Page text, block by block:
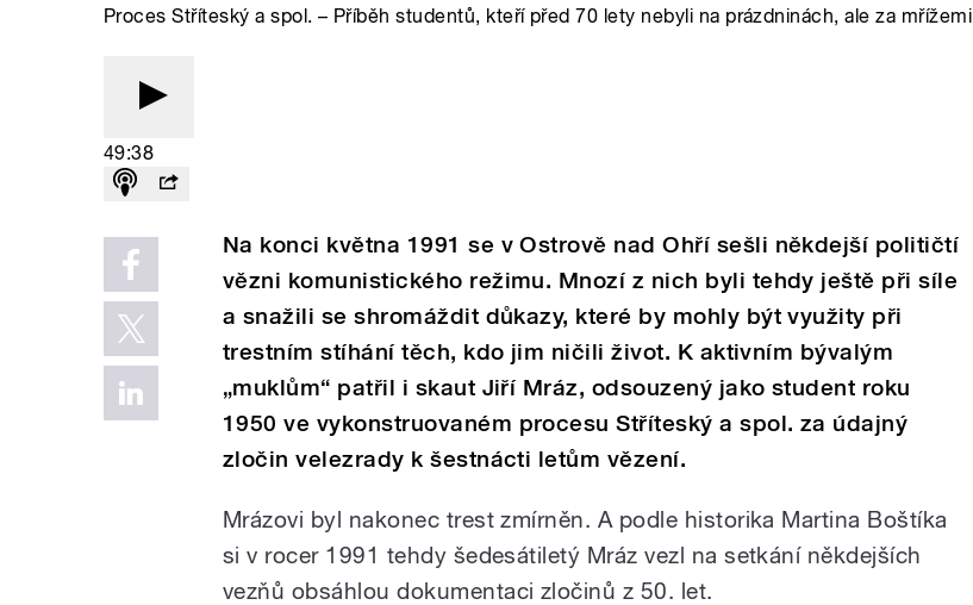
Proces Stříteský a spol. – Příběh studentů, kteří před 70 lety nebyli na prázdninách, ale za mřížemi
49:38
Na konci května 1991 se v Ostrově nad Ohří sešli někdejší političtí
vězni komunistického režimu. Mnozí z nich byli tehdy ještě při síle
a snažili se shromáždit důkazy, které by mohly být využity při
trestním stíhání těch, kdo jim ničili život. K aktivním bývalým
„muklům“ patřil i skaut Jiří Mráz, odsouzený jako student roku
1950 ve vykonstruovaném procesu Stříteský a spol. za údajný
zločin velezrady k šestnácti letům vězení.
Mrázovi byl nakonec trest zmírněn. A podle historika Martina Boštíka
si v rocer 1991 tehdy šedesátiletý Mráz vezl na setkání někdejších
vezňů obsáhlou dokumentaci zločinů z 50. let.